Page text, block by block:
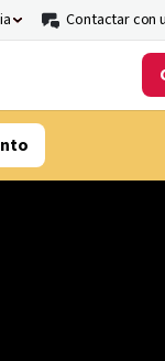
Contactar con